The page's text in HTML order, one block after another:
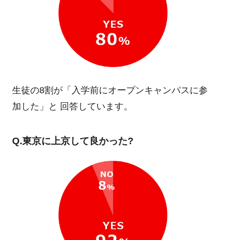
生徒の8割が「入学前にオープンキャンパスに参
加した」と 回答しています。
Q.東京に上京して良かった?